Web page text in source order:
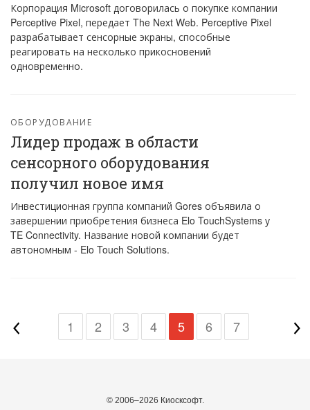
Корпорация Microsoft договорилась о покупке компании
Perceptive Pixel, передает The Next Web. Perceptive Pixel
разрабатывает сенсорные экраны, способные
реагировать на несколько прикосновений
одновременно.
ОБОРУДОВАНИЕ
Лидер продаж в области
сенсорного оборудования
получил новое имя
Инвестиционная группа компаний Gores объявила о
завершении приобретения бизнеса Elo TouchSystems у
TE Connectivity. Название новой компании будет
автономным - Elo Touch Solutions.
1 2 3 4 5 6 7
© 2006–2026 Киосксофт.